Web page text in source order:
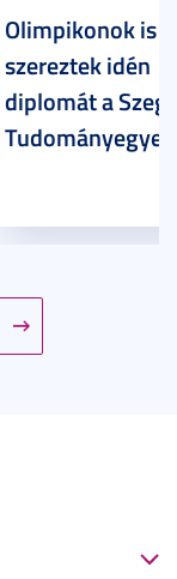
Olimpikonok is
szereztek idén
diplomát a